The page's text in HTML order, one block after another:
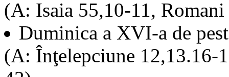
(A: Isaia 55,10-11,
Duminica a XVI-a de
(A: Înţelepciune 12,13.16-